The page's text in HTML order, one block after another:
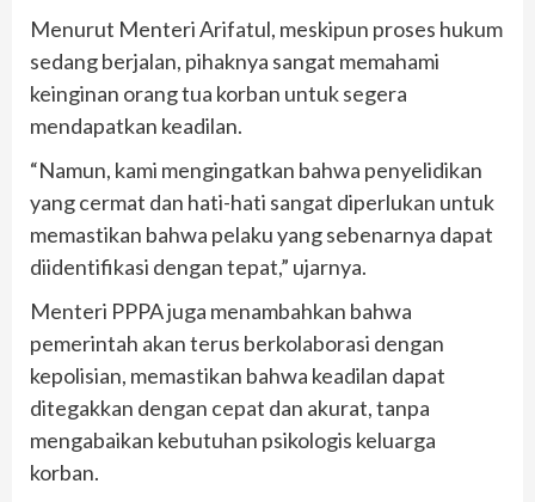
Menurut Menteri Arifatul, meskipun proses hukum
sedang berjalan, pihaknya sangat memahami
keinginan orang tua korban untuk segera
mendapatkan keadilan.
“Namun, kami mengingatkan bahwa penyelidikan
yang cermat dan hati-hati sangat diperlukan untuk
memastikan bahwa pelaku yang sebenarnya dapat
diidentifikasi dengan tepat,” ujarnya.
Menteri PPPA juga menambahkan bahwa
pemerintah akan terus berkolaborasi dengan
kepolisian, memastikan bahwa keadilan dapat
ditegakkan dengan cepat dan akurat, tanpa
mengabaikan kebutuhan psikologis keluarga
korban.